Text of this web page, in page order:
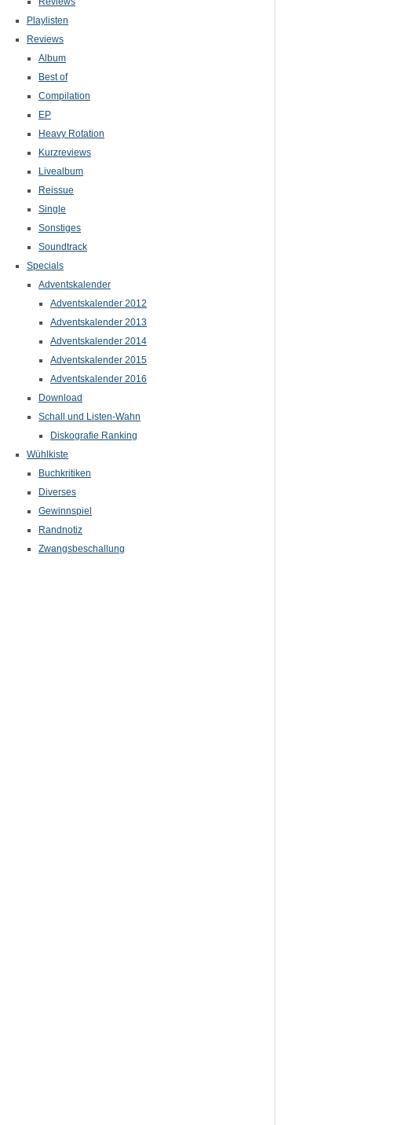
Playlisten
Reviews
Album
Best of
Compilation
EP
Heavy Rotation
Kurzreviews
Livealbum
Reissue
Single
Sonstiges
Soundtrack
Specials
Adventskalender
Adventskalender 2012
Adventskalender 2013
Adventskalender 2014
Adventskalender 2015
Adventskalender 2016
Download
Schall und Listen-Wahn
Diskografie Ranking
Wühlkiste
Buchkritiken
Diverses
Gewinnspiel
Randnotiz
Zwangsbeschallung